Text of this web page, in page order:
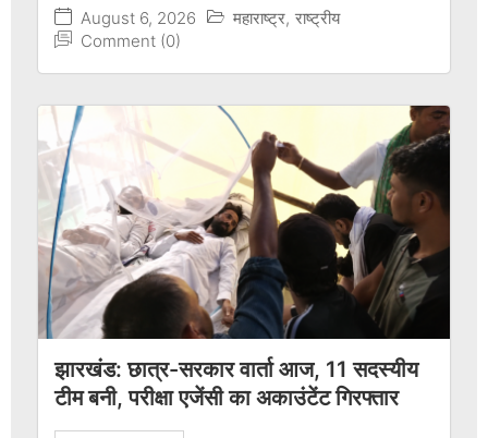
August 6, 2026 महाराष्ट्र, राष्ट्रीय
Comment (0)
झारखंड: छात्र-सरकार वार्ता आज, 11 सदस्यीय
टीम बनी, परीक्षा एजेंसी का अकाउंटेंट गिरफ्तार